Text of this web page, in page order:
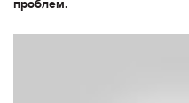
проблем.